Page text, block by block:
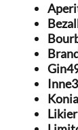
Inne
Koniak
Likier
Gin
Inne
Likier